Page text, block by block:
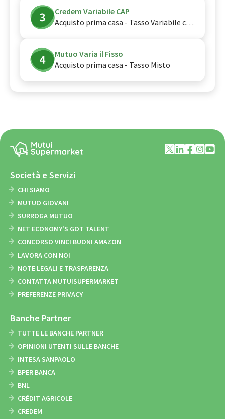
Credem Variabile CAP
Acquisto prima casa - Tasso Variabile con cap
Mutuo Varia il Fisso
Acquisto prima casa - Tasso Misto
Società e Servizi
CHI SIAMO
MUTUO GIOVANI
SURROGA MUTUO
NET ECONOMY'S GOT TALENT
CONCORSO VINCI BUONI AMAZON
LAVORA CON NOI
NOTE LEGALI E TRASPARENZA
CONTATTA MUTUISUPERMARKET
PREFERENZE PRIVACY
Banche Partner
TUTTE LE BANCHE PARTNER
OPINIONI UTENTI SULLE BANCHE
INTESA SANPAOLO
BPER BANCA
BNL
CRÉDIT AGRICOLE
CREDEM